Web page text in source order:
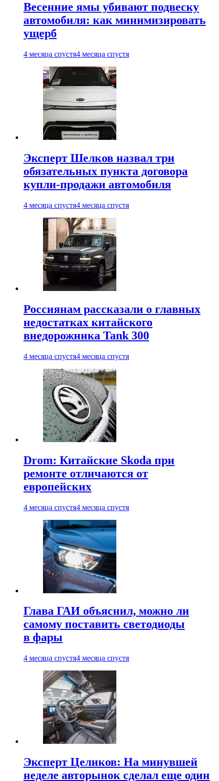
Весенние ямы убивают подвеску
автомобиля: как минимизировать
ущерб
4 месяца спустя4 месяца спустя
Эксперт Шелков назвал три
обязательных пункта договора
купли-продажи автомобиля
4 месяца спустя4 месяца спустя
Россиянам рассказали о главных
недостатках китайского
внедорожника Tank 300
4 месяца спустя4 месяца спустя
Drom: Китайские Skoda при
ремонте отличаются от
европейских
4 месяца спустя4 месяца спустя
Глава ГАИ объяснил, можно ли
самому поставить светодиоды
в фары
4 месяца спустя4 месяца спустя
Эксперт Целиков: На минувшей
неделе авторынок сделал еще один